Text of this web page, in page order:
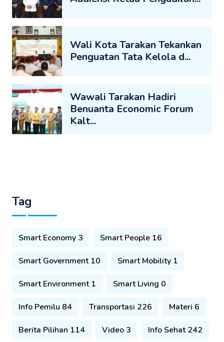
Wali Kota Tarakan Tekankan
Penguatan Tata Kelola d...
Wawali Tarakan Hadiri
Benuanta Economic Forum
Kalt...
Tag
Smart Economy 3 Smart People 16
Smart Government 10 Smart Mobility 1
Smart Environment 1 Smart Living 0
Info Pemilu 84 Transportasi 226 Materi 6
Berita Pilihan 114 Video 3 Info Sehat 242